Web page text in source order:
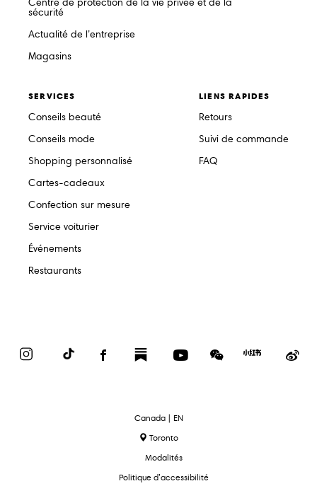
Centre de protection de la vie privée et de la
sécurité
Actualité de l’entreprise
Magasins
SERVICES
Conseils beauté
Conseils mode
Shopping personnalisé
Cartes-cadeaux
Confection sur mesure
Service voiturier
Événements
Restaurants
LIENS RAPIDES
Retours
Suivi de commande
FAQ
InstagramTikTok FacebookSubstack YouTubeWeChat
Red
text.language
Canada | EN
Toronto
Modalités
Politique d’accessibilité